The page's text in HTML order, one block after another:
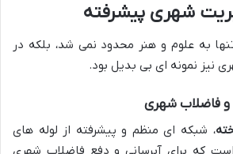
شهری پیشرفته
به علوم و هنر محدود نمی شد، بلکه در
نیز نمونه ای بی بدیل بود.
فاضلاب شهری
، شبکه ای منظم و پیشرفته از لوله های